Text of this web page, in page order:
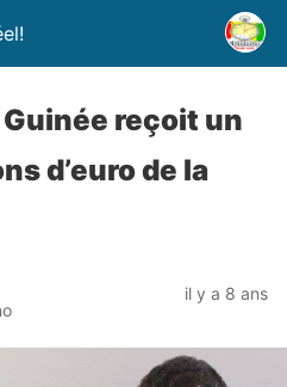
reçoit un
d’euro de la
il y a 8 ans